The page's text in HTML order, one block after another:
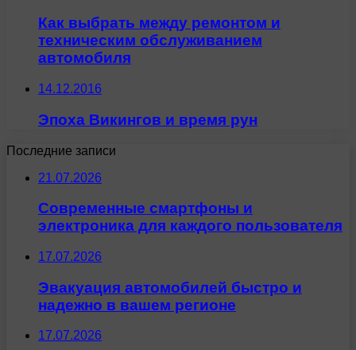
Как выбрать между ремонтом и
техническим обслуживанием
автомобиля
14.12.2016
Эпоха Викингов и время рун
Последние записи
21.07.2026
Современные смартфоны и
электроника для каждого пользователя
17.07.2026
Эвакуация автомобилей быстро и
надежно в вашем регионе
17.07.2026